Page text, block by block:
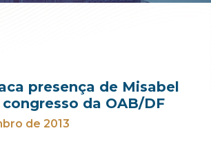
presença de Misabel
da OAB/DF
de 2013